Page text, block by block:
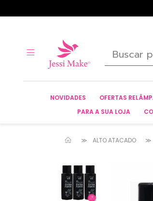
NOVIDADES OFERTAS
PARA A SUA LOJA
ALTO ATACADO